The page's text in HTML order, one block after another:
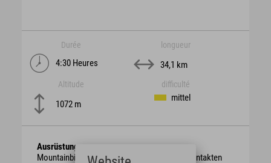
Durée
4:30 Heures
longueur
34,1 km
Altitude
1072 m
difficulté
mittel
Ausrüstung
Mountainbike mit berggängiger Übersetzung, intakten